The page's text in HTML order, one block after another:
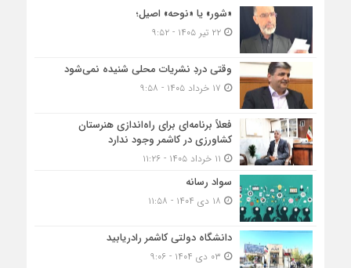
«شور» یا «نوحه» اصیل؛
۲۲ تیر ۱۴۰۵ - ۹:۵۲
وقتی دردِ نشریات محلی شنیده نمی‌شود
فعلاً برنامه‌ای برای راه‌اندازی هنرستان
کشاورزی در کاشمر وجود ندارد
سواد رسانه
دانشگاه دولتی کاشمر‌ رادریابید